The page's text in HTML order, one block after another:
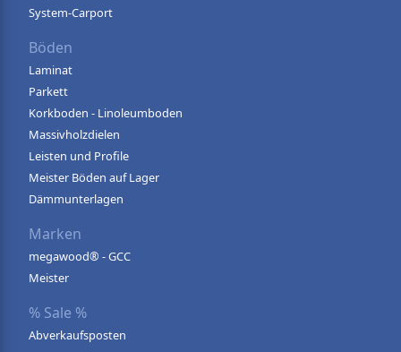
System-Carport
Böden
Laminat
Parkett
Korkboden - Linoleumboden
Massivholzdielen
Leisten und Profile
Meister Böden auf Lager
Dämmunterlagen
Marken
megawood® - GCC
Meister
% Sale %
Abverkaufsposten